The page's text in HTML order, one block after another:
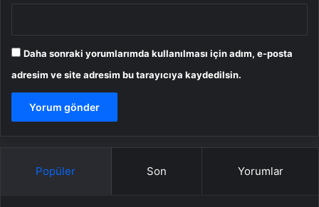
Daha sonraki yorumlarımda kullanılması için adım, e-posta
adresim ve site adresim bu tarayıcıya kaydedilsin.
Popüler Son Yorumlar